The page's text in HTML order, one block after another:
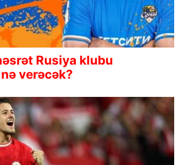
Rusiya klubu
verəcək?